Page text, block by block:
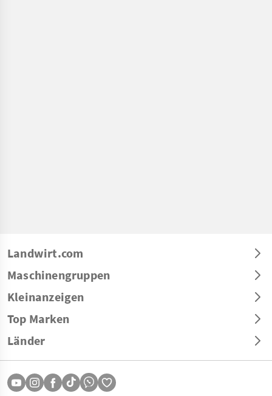
Landwirt.com
Maschinengruppen
Kleinanzeigen
Top Marken
Länder